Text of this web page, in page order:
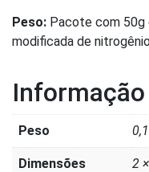
Peso: Pacote com 50g
modificada de
Peso
Dimensões 2